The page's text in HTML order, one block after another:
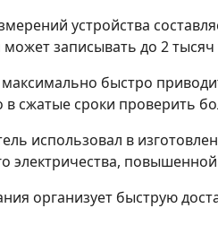
устройства
записывать до 2 тысяч
быстро
в сжатые сроки проверить
использовал в
электричества,
организует быструю